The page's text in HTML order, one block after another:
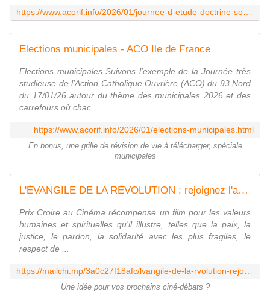
Elections municipales - ACO Ile de France
Elections municipales Suivons l'exemple de la Journée très
studieuse de l'Action Catholique Ouvrière (ACO) du 93 Nord
du 17/01/26 autour du thème des municipales 2026 et des
carrefours où chac...
https://www.acorif.info/2026/01/elections-municipales.html
En bonus, une grille de révision de vie à télécharger, spéciale
municipales
L'ÉVANGILE DE LA RÉVOLUTION : rejoignez l'aventure !
Prix Croire au Cinéma récompense un film pour les valeurs
humaines et spirituelles qu'il illustre, telles que la paix, la
justice, le pardon, la solidarité avec les plus fragiles, le
respect de ...
Une idée pour vos prochains ciné-débats ?